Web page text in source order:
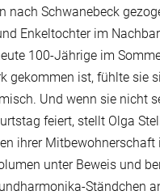
nach Schwanebeck
Enkeltochter im
100-Jährige im
gekommen ist, fühlte sie
Und wenn sie nicht
feiert, stellt Olga
ihrer Mitbewohnerschaft
unter Beweis und
Ständchen